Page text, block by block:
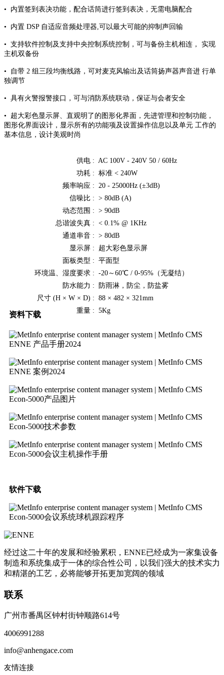
• 内置签到表决功能，配合话筒进行签到表决，无需电脑配合
• 内置 DSP 自适应音频处理器,可以最大可能的抑制声回输
• 支持软件控制及支持中央控制系统控制，可与备份主机相连， 实现
主机双备份
• 自带 2 组三段均衡线路，可对麦克风输出及话筒扬声器声音进 行单
独调节
• 具有火警报警接口，可与消防系统联动，保证与会者安全
• 超大彩色显示屏、直观明了的图形化界面，先进管理和控制功能，
图形化界面设计，显示所有的功能项及设置操作信息以及单元 工作的
基本信息，设计美观时尚
供电 : AC 100V ‐ 240V 50 / 60Hz
功耗 : 标准 < 240W
频率响应 : 20 ‐ 25000Hz (±3dB)
信噪比 : > 80dB (A)
动态范围 : > 90dB
总谐波失真 : < 0.1% @ 1KHz
通道串音 : > 80dB
显示屏 : 超大彩色显示屏
面板类型 : 平面型
环境温、湿度要求 : ‐20～60℃ / 0‐95%（无凝结）
防水能力 : 防雨淋，防尘，防盐雾
尺寸 (H × W × D) : 88 × 482 × 321mm
重量 : 5Kg
资料下载
ENNE 产品手册2024
ENNE 案例2024
Econ-5000产品图片
Econ-5000技术参数
Econ-5000会议主机操作手册
软件下载
Econ‐5000会议系统球机跟踪程序
经过这二十年的发展和经验累积，ENNE已经成为一家集设备
制造和系统集成于一体的综合性公司，以我们强大的技术实力
和精湛的工艺，必将能够开拓更加宽阔的领域
联系
广州市番禺区钟村街钟顺路614号
4006991288
info@anhengace.com
友情连接